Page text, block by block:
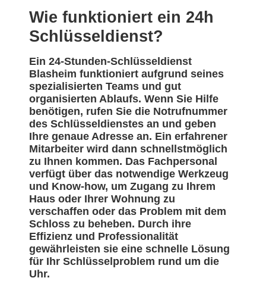
Wie funktioniert ein 24h
Schlüsseldienst?
Ein 24-Stunden-Schlüsseldienst
Blasheim funktioniert aufgrund seines
spezialisierten Teams und gut
organisierten Ablaufs. Wenn Sie Hilfe
benötigen, rufen Sie die Notrufnummer
des Schlüsseldienstes an und geben
Ihre genaue Adresse an. Ein erfahrener
Mitarbeiter wird dann schnellstmöglich
zu Ihnen kommen. Das Fachpersonal
verfügt über das notwendige Werkzeug
und Know-how, um Zugang zu Ihrem
Haus oder Ihrer Wohnung zu
verschaffen oder das Problem mit dem
Schloss zu beheben. Durch ihre
Effizienz und Professionalität
gewährleisten sie eine schnelle Lösung
für Ihr Schlüsselproblem rund um die
Uhr.